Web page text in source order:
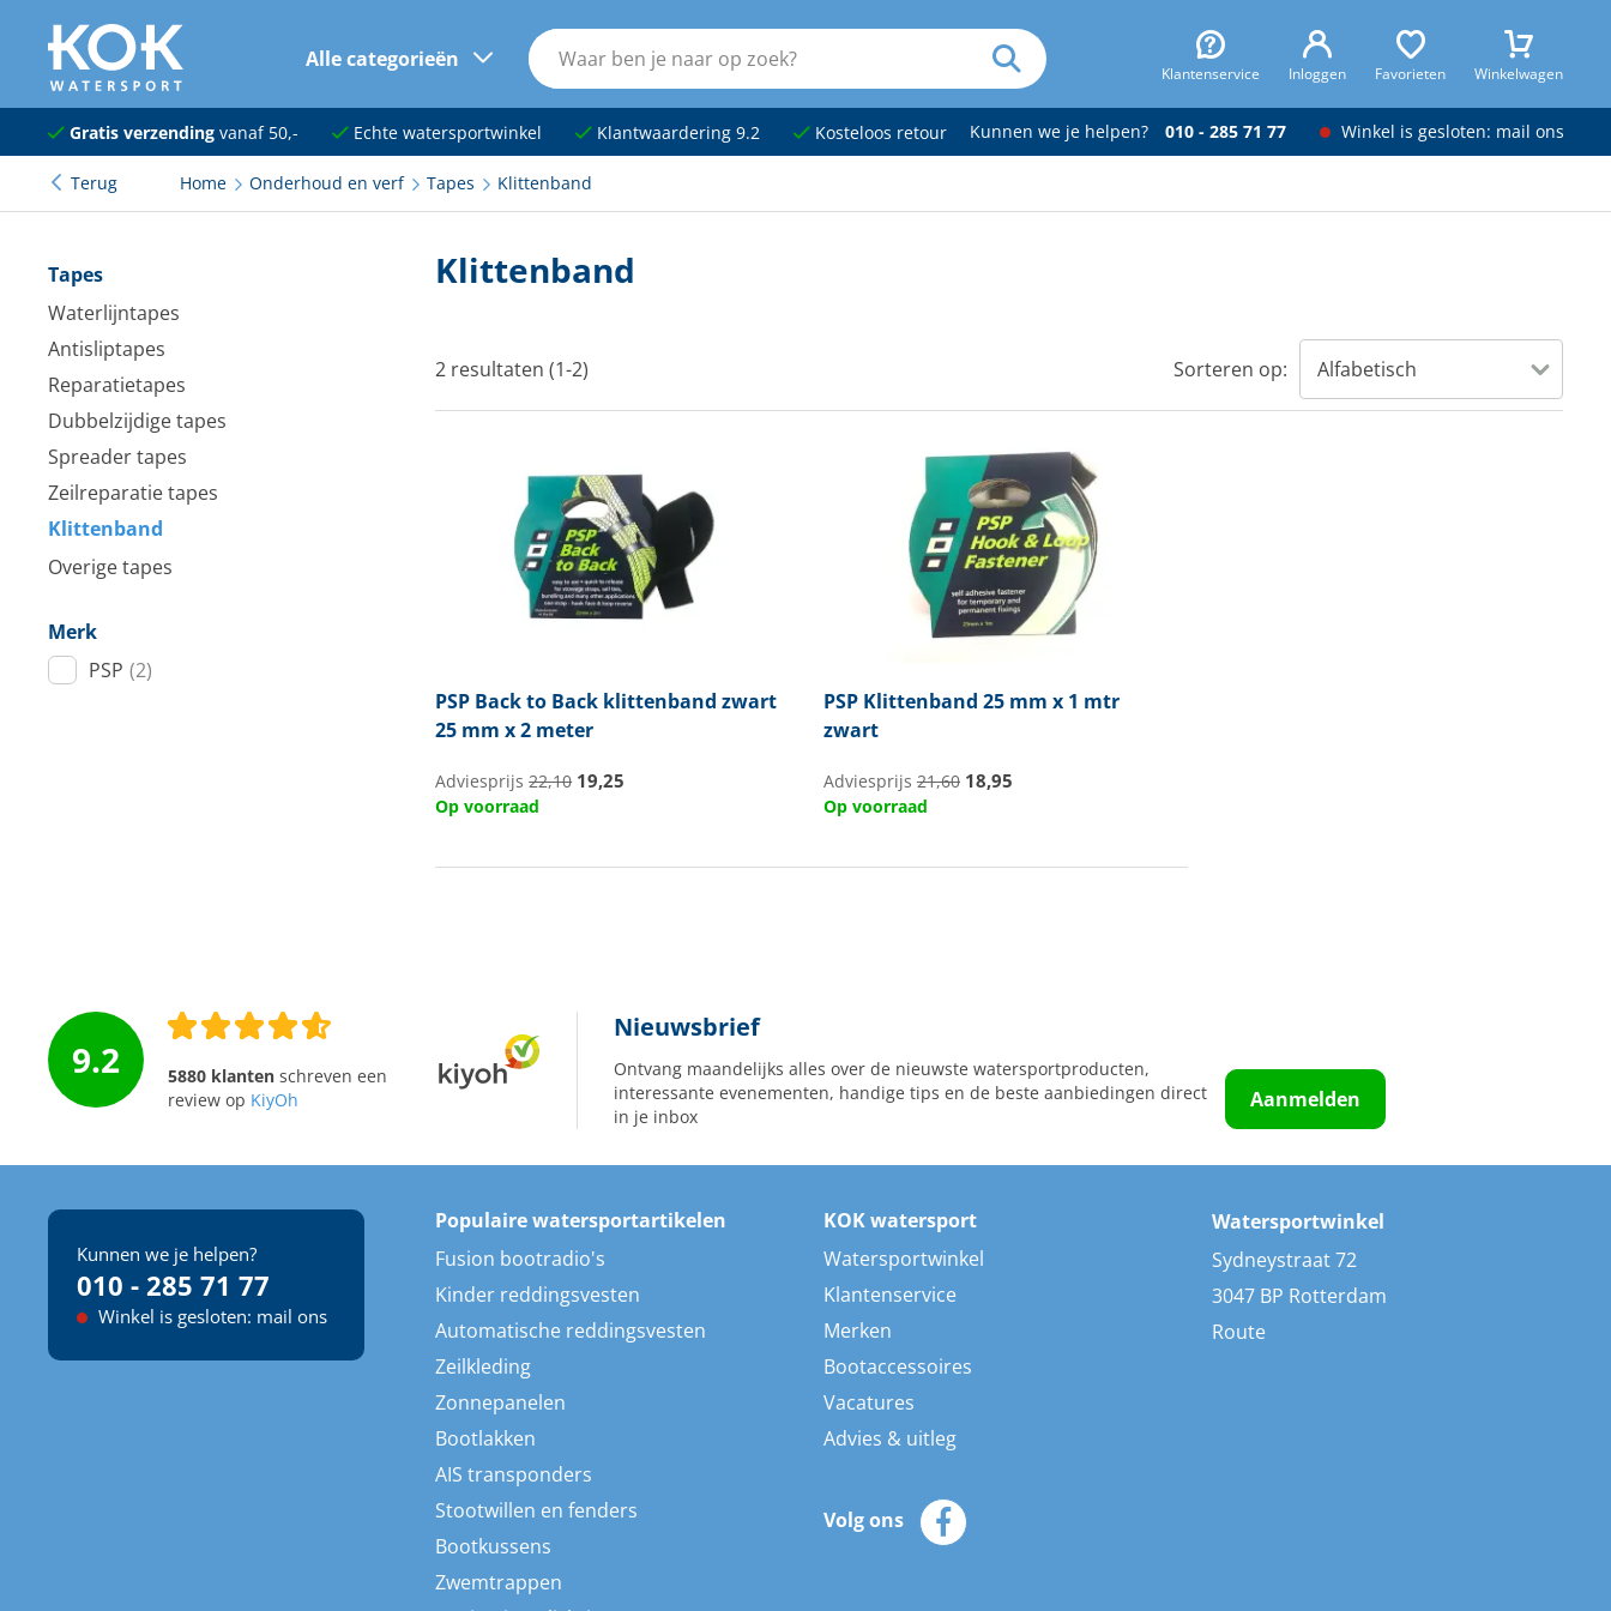
naar hoofdinhoud
Alle categorieën
Klantenservice Inloggen Favorieten Winkelwagen
Navigatie
Dekuitrusting
Elektra
Kleding en schoenen
Sanitair
Kajuit en kombuis
Techniek en motor
Tuigage en dekbeslag
Veiligheid
Gratis verzendingvanaf 50,- Echte watersportwinkel Klantwaardering 9.2 Kosteloos retour Kunnen we je helpen? 010 - 285 71 77 Winkel is gesloten: mail ons
Terug Home Onderhoud en verf Tapes Klittenband
Klittenband
2 resultaten (1-2) Sorteren op:
PSP Back to Back klittenband zwart
25 mm x 2 meter
Adviesprijs22,10 19,25
Op voorraad
PSPKlittenband 25 mm x 1 mtr
zwart
Adviesprijs 21,60 18,95
Op voorraad
Tapes
Waterlijntapes
Antisliptapes
Reparatietapes
Dubbelzijdige tapes
Spreader tapes
Zeilreparatie tapes
Klittenband
Overige tapes
Merk
PSP (2)
9.2 5880 klantenschreven een
review op KiyOh
Nieuwsbrief
Ontvang maandelijks alles over de nieuwste watersportproducten,
interessante evenementen, handige tips en de beste aanbiedingen direct
in je inbox
Aanmelden
Kunnen we je helpen?
010 - 285 71 77
Winkel is gesloten: mail ons
Populaire watersportartikelen
Fusion bootradio's
Kinder reddingsvesten
Automatische reddingsvesten
Zeilkleding
Zonnepanelen
Bootlakken
AIS transponders
Stootwillen en fenders
Bootkussens
Zwemtrappen
KOK watersport
Watersportwinkel
Klantenservice
Merken
Bootaccessoires
Vacatures
Advies & uitleg
Volg ons
Watersportwinkel
Sydneystraat 72
3047 BP Rotterdam
Route